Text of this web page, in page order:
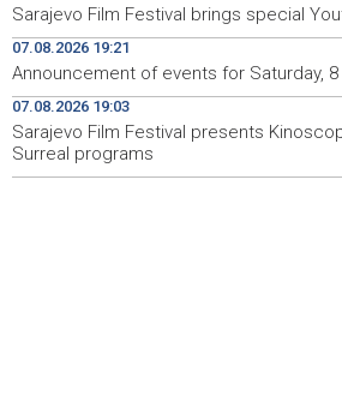
13:20
Mostar Jazz Fest 2026. od 23. do
tri večeri vrhunske glazbe
12:21 Izraelske snage izvode nova
11:51
Mještani Kola prikupili 3.000 KM
Mostaru
Sarajevo Film Festival brings special
07.08.2026 19:21
Announcement of events for Saturday, 8
07.08.2026 19:03
Sarajevo Film Festival presents
Surreal programs